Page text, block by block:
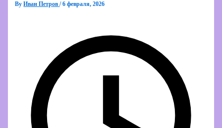
ByИван Петров/6 февраля, 2026